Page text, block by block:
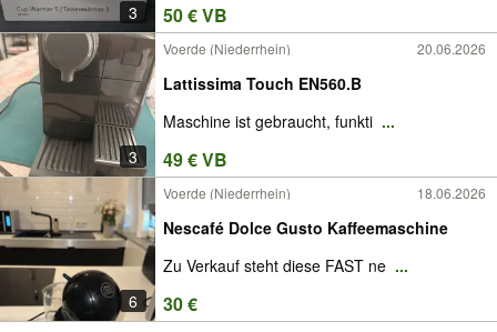
3 50 € VB
3
Voerde (Niederrhein) 20.06.2026
Lattissima Touch EN560.B
Maschine ist gebraucht, funkti ...
49 € VB
6
Voerde (Niederrhein) 18.06.2026
Nescafé Dolce Gusto Kaffeemaschine
Zu Verkauf steht diese FAST ne ...
30 €